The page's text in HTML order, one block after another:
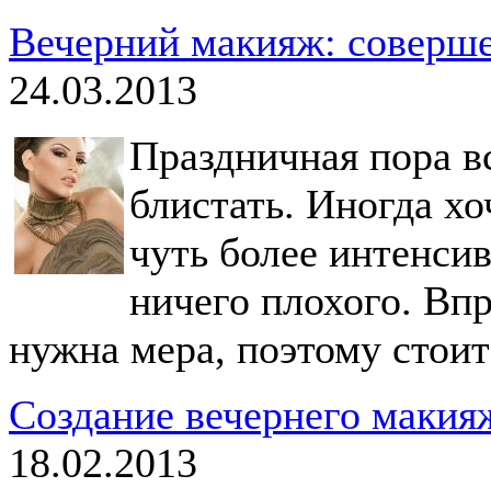
Вечерний макияж:
24.03.2013
Праздничная пора
блистать. Иногда
чуть более
ничего плохого.
нужна мера, поэтому
Создание вечернего
18.02.2013